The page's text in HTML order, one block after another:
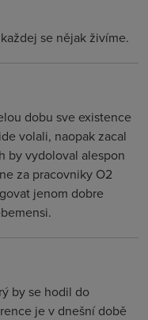
se nějak živíme.
dobu sve existence
volali, naopak zacal
by vydoloval alespon
za pracovniky O2
jenom dobre
by se hodil do
je v dnešní době